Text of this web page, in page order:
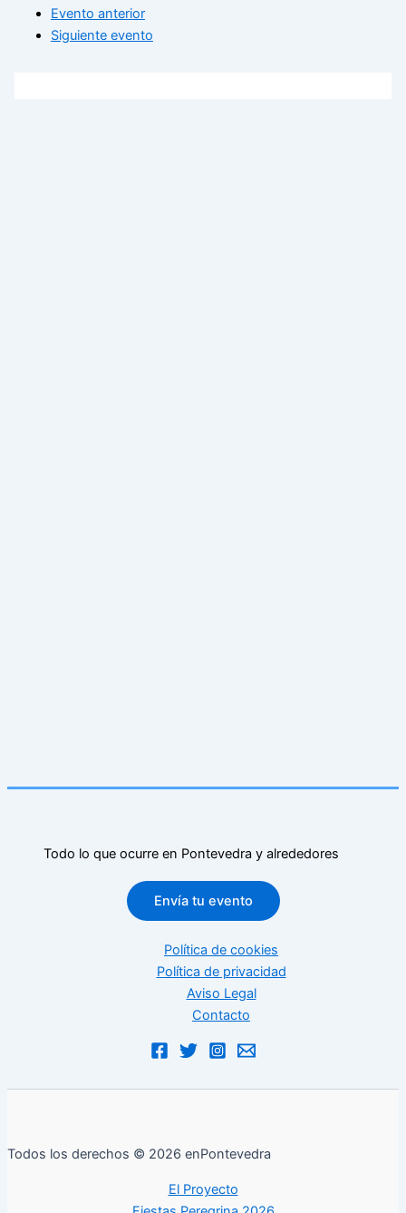
Evento anterior
Siguiente evento
Todo lo que ocurre en Pontevedra y alrededores
Envía tu evento
Política de cookies
Política de privacidad
Aviso Legal
Contacto
Todos los derechos © 2026 enPontevedra
El Proyecto